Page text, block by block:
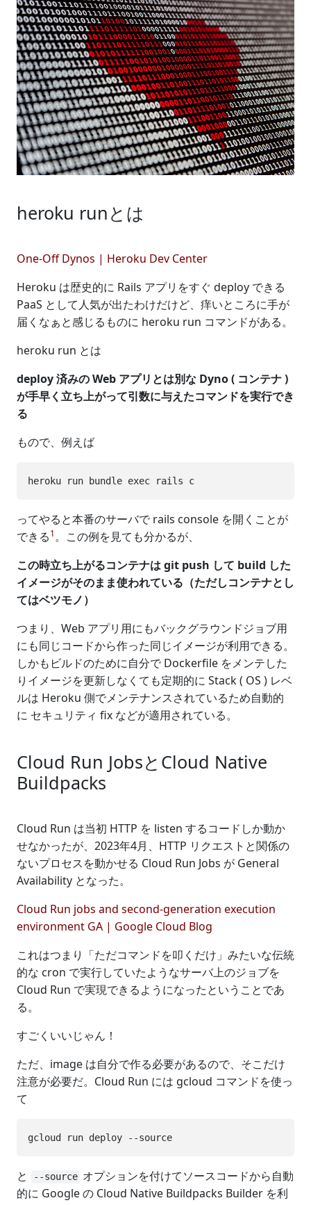
heroku runとは
One-Off Dynos | Heroku Dev Center
Heroku は歴史的に Rails アプリをすぐ deploy できる
PaaS として人気が出たわけだけど、痒いところに手が
届くなぁと感じるものに heroku run コマンドがある。
heroku run とは
deploy 済みの Web アプリとは別な Dyno ( コンテナ )
が手早く立ち上がって引数に与えたコマンドを実行でき
る
もので、例えば
ってやると本番のサーバで rails console を開くことが
できる1。この例を見ても分かるが、
この時立ち上がるコンテナは git push して build した
イメージがそのまま使われている（ただしコンテナとし
てはベツモノ）
つまり、Web アプリ用にもバックグラウンドジョブ用
にも同じコードから作った同じイメージが利用できる。
しかもビルドのために自分で Dockerfile をメンテした
りイメージを更新しなくても定期的に Stack ( OS ) レベ
ルは Heroku 側でメンテナンスされているため自動的
に セキュリティ fix などが適用されている。
Cloud Run JobsとCloud Native
Buildpacks
Cloud Run は当初 HTTP を listen するコードしか動か
せなかったが、2023年4月、HTTP リクエストと関係の
ないプロセスを動かせる Cloud Run Jobs が General
Availability となった。
Cloud Run jobs and second-generation execution
environment GA | Google Cloud Blog
これはつまり「ただコマンドを叩くだけ」みたいな伝統
的な cron で実行していたようなサーバ上のジョブを
Cloud Run で実現できるようになったということであ
る。
すごくいいじゃん！
ただ、image は自分で作る必要があるので、そこだけ
注意が必要だ。Cloud Run には gcloud コマンドを使っ
て
と --source オプションを付けてソースコードから自動
的に Google の Cloud Native Buildpacks Builder を利